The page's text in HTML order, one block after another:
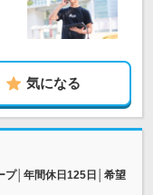
気になる
プ│年間休日125日│希望